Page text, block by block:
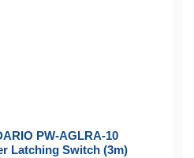
PW-AGLRA-10
Latching Switch (3m)